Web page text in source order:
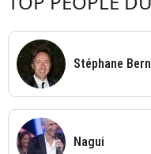
Stéphane Bern
Nagui